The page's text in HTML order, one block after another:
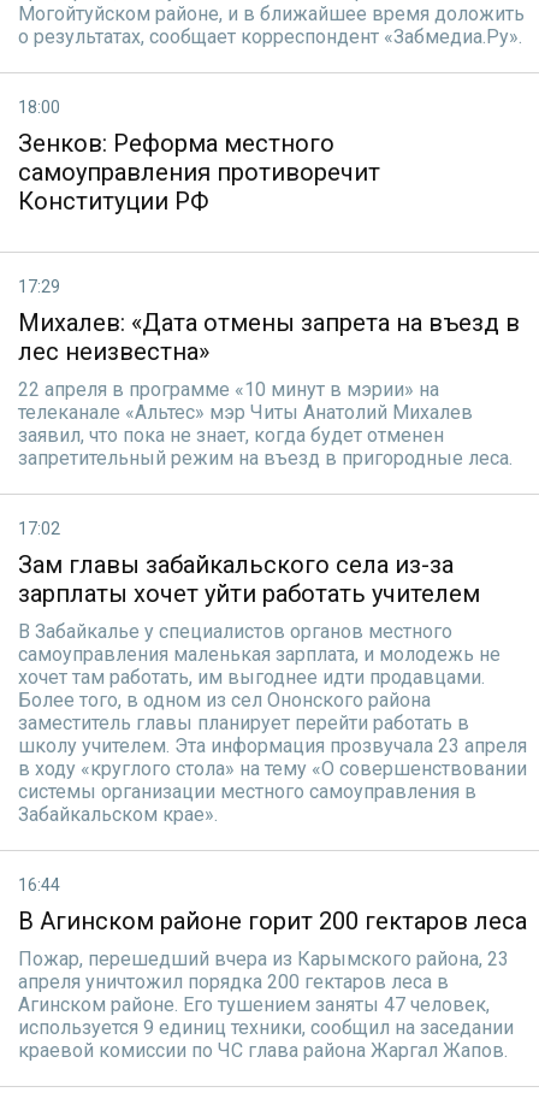
Могойтуйском районе, и в ближайшее время доложить
о результатах, сообщает корреспондент «Забмедиа.Ру».
18:00
Зенков: Реформа местного
самоуправления противоречит
Конституции РФ
17:29
Михалев: «Дата отмены запрета на въезд в
лес неизвестна»
22 апреля в программе «10 минут в мэрии» на
телеканале «Альтес» мэр Читы Анатолий Михалев
заявил, что пока не знает, когда будет отменен
запретительный режим на въезд в пригородные леса.
17:02
Зам главы забайкальского села из-за
зарплаты хочет уйти работать учителем
В Забайкалье у специалистов органов местного
самоуправления маленькая зарплата, и молодежь не
хочет там работать, им выгоднее идти продавцами.
Более того, в одном из сел Ононского района
заместитель главы планирует перейти работать в
школу учителем. Эта информация прозвучала 23 апреля
в ходу «круглого стола» на тему «О совершенствовании
системы организации местного самоуправления в
Забайкальском крае».
16:44
В Агинском районе горит 200 гектаров леса
Пожар, перешедший вчера из Карымского района, 23
апреля уничтожил порядка 200 гектаров леса в
Агинском районе. Его тушением заняты 47 человек,
используется 9 единиц техники, сообщил на заседании
краевой комиссии по ЧС глава района Жаргал Жапов.